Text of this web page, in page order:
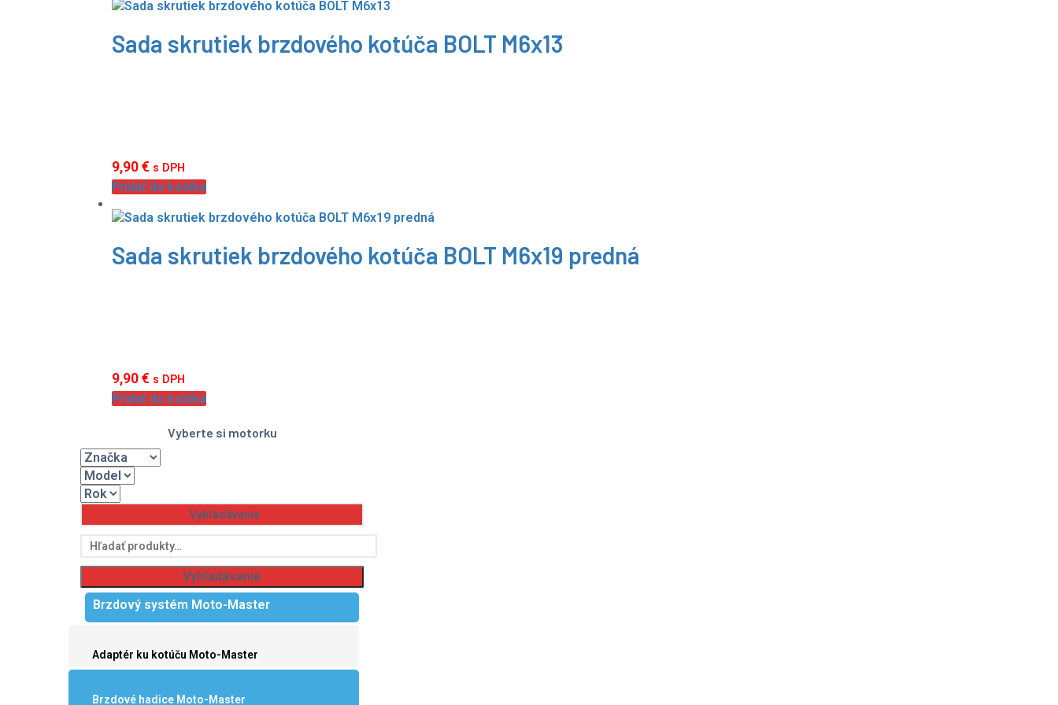
Sada skrutiek brzdového kotúča BOLT M6x13
9,90€ s DPH
Pridať do košíka
Sada skrutiek brzdového kotúča BOLT M6x19 predná
9,90€ s DPH
Pridať do košíka
Vyberte si motorku
Hľadať:
Vyhľadávanie
Brzdový systém Moto-Master
Adaptér ku kotúču Moto-Master
Brzdové hadice Moto-Master